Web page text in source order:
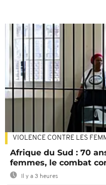
VIOLENCE CONTRE LES
Afrique du Sud : 70
femmes, le combat
Il y a 3 heures